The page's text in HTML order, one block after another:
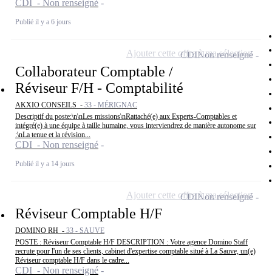
CDI - Non renseigné
Publié il y a 6 jours
Collaborateur Comptable /
Réviseur F/H - Comptabilité
AKXIO CONSEILS - 33 - MÉRIGNAC
Descriptif du poste:\n\nLes missions\nRattaché(e) aux Experts-Comptables et
intégré(e) à une équipe à taille humaine, vous interviendrez de manière autonome sur
:\nLa tenue et la révision...
CDI - Non renseigné
Publié il y a 14 jours
CDINon renseigné
Ajouter cette offre à ma sélection
Réviseur Comptable H/F
DOMINO RH - 33 - SAUVE
POSTE : Réviseur Comptable H/F DESCRIPTION : Votre agence Domino Staff
recrute pour l'un de ses clients, cabinet d'expertise comptable situé à La Sauve, un(e)
Réviseur comptable H/F dans le cadre...
CDI - Non renseigné
CDINon renseigné
Ajouter cette offre à ma sélection